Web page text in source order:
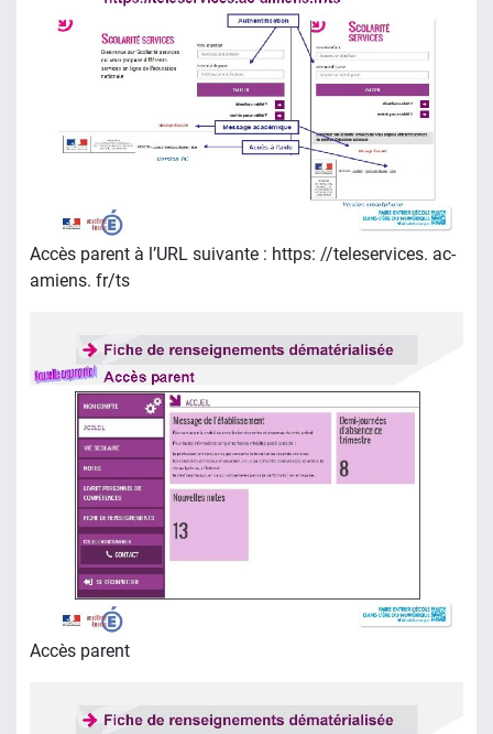
Accès parent à l’URL suivante : https: //teleservices. ac-
amiens. fr/ts
Accès parent